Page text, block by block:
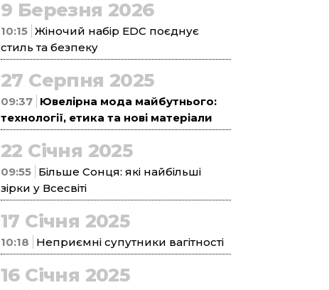
9 Березня 2026
10:15 Жіночий набір EDC поєднує
стиль та безпеку
27 Серпня 2025
09:37 Ювелірна мода майбутнього:
технології, етика та нові матеріали
22 Січня 2025
09:55 Більше Сонця: які найбільші
зірки у Всесвіті
17 Січня 2025
10:18 Неприємні супутники вагітності
16 Січня 2025